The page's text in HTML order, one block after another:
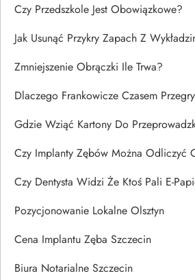
Czy Przedszkole Jest Obowiązkowe?
Jak Usunąć Przykry Zapach Z
Zmniejszenie Obrączki Ile Trwa?
Dlaczego Frankowicze Czasem
Gdzie Wziąć Kartony Do
Czy Implanty Zębów Można Odliczyć
Czy Dentysta Widzi Że Ktoś Pali E-
Pozycjonowanie Lokalne Olsztyn
Cena Implantu Zęba Szczecin
Biura Notarialne Szczecin